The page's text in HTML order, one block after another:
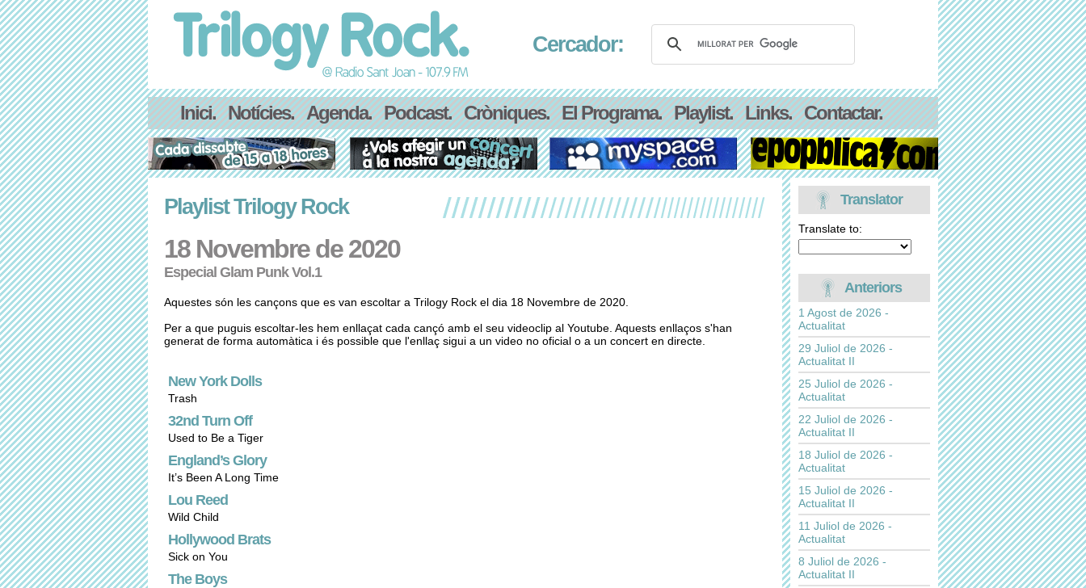
Cercador:
Inici. Notícies. Agenda. Podcast. Cròniques. El Programa. Playlist. Links. Contactar.
Playlist Trilogy Rock
18 Novembre de 2020
Especial Glam Punk Vol.1
Aquestes són les cançons que es van escoltar a Trilogy Rock el dia 18 Novembre de 2020.
Per a que puguis escoltar-les hem enllaçat cada cançó amb el seu videoclip al Youtube. Aquests enllaços s'han
generat de forma automàtica i és possible que l'enllaç sigui a un video no oficial o a un concert en directe.
New York Dolls
Trash
32nd Turn Off
Used to Be a Tiger
England’s Glory
It’s Been A Long Time
Lou Reed
Wild Child
Hollywood Brats
Sick on You
The Boys
Translator
Translate to:
Anteriors
1 Agost de 2026 -
Actualitat
29 Juliol de 2026 -
Actualitat II
25 Juliol de 2026 -
Actualitat
22 Juliol de 2026 -
Actualitat II
18 Juliol de 2026 -
Actualitat
15 Juliol de 2026 -
Actualitat II
11 Juliol de 2026 -
Actualitat
8 Juliol de 2026 -
Actualitat II